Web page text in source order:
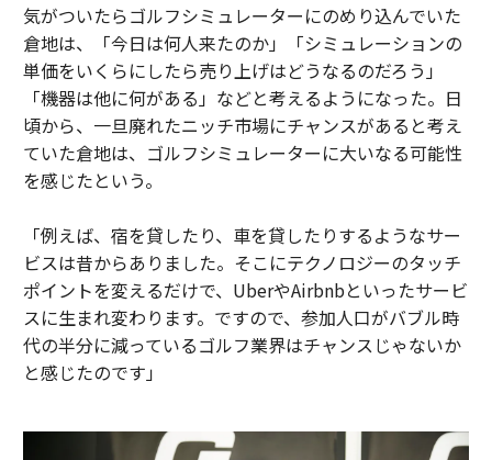
気がついたらゴルフシミュレーターにのめり込んでいた
倉地は、「今日は何人来たのか」「シミュレーションの
単価をいくらにしたら売り上げはどうなるのだろう」
「機器は他に何がある」などと考えるようになった。日
頃から、一旦廃れたニッチ市場にチャンスがあると考え
ていた倉地は、ゴルフシミュレーターに大いなる可能性
を感じたという。
「例えば、宿を貸したり、車を貸したりするようなサー
ビスは昔からありました。そこにテクノロジーのタッチ
ポイントを変えるだけで、UberやAirbnbといったサービ
スに生まれ変わります。ですので、参加人口がバブル時
代の半分に減っているゴルフ業界はチャンスじゃないか
と感じたのです」